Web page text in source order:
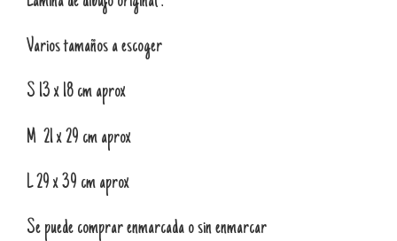
Varios tamaños a escoger
S 13 x 18 cm aprox
M 21 x 29 cm aprox
L 29 x 39 cm aprox
Se puede comprar enmarcada o sin enmarcar